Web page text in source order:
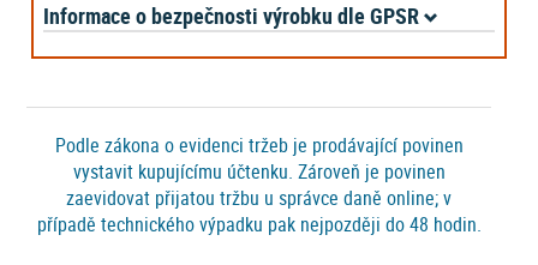
Informace o bezpečnosti výrobku dle GPSR
Podle zákona o evidenci tržeb je prodávající povinen
vystavit kupujícímu účtenku. Zároveň je povinen
zaevidovat přijatou tržbu u správce daně online; v
případě technického výpadku pak nejpozději do 48 hodin.